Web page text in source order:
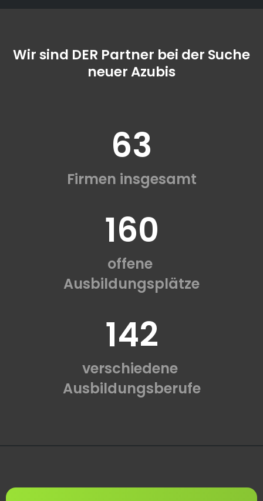
Wir sind DER Partner bei der Suche
neuer Azubis
63
Firmen insgesamt
160
offene
Ausbildungsplätze
142
verschiedene
Ausbildungsberufe